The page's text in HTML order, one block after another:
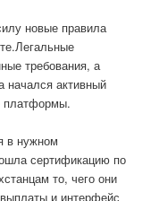
новые правила
требования, а
начался активный
платформы.
в нужном
сертификацию по
то, чего они
и интерфейс